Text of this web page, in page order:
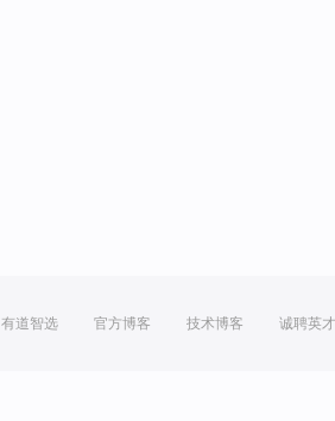
有道智选 官方博客 技术博客 诚聘英才